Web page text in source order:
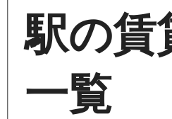
駅の賃
一覧